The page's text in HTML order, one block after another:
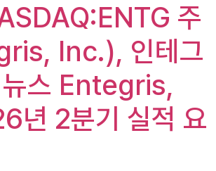
주
Inc.), 인테그
스 Entegris,
년 2분기 실적 요